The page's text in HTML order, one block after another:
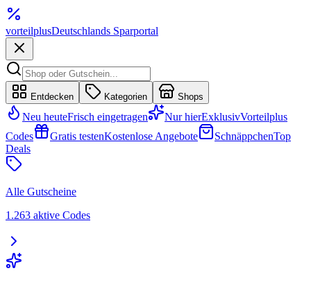
vorteilplusDeutschlands Sparportal
Entdecken Kategorien Shops
Neu heuteFrisch eingetragen Nur hierExklusivVorteilplus
Codes
Gratis testenKostenlose Angebote SchnäppchenTop
Deals
Alle Gutscheine
1.263 aktive Codes